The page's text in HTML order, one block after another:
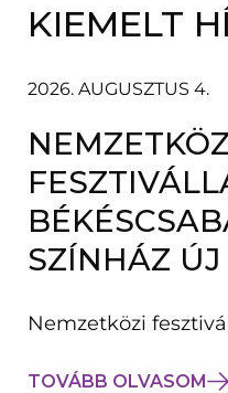
B
B
N
Y
Í
L
I
K
KIEMELT
2026. AUGUSZTUS 4.
SZÍNHÁZ
Nemzetközi
TOVÁBB OLVASOM